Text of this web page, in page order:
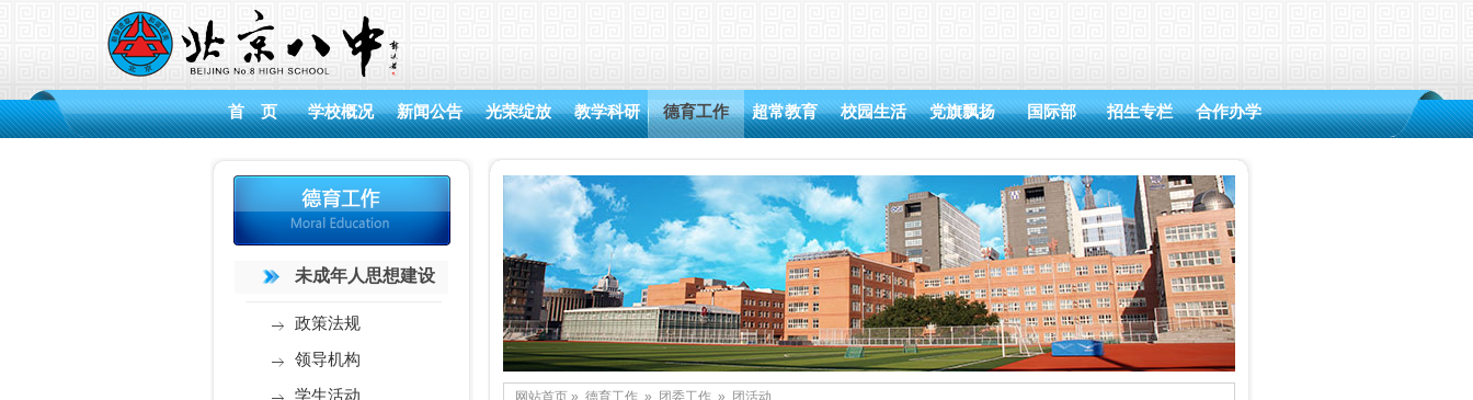
首 页 学校概况 新闻公告 光荣绽放 教学科研 德育工作 超常教育 校园生活 党旗飘扬 国际部 招生专栏 合作办学
未成年人思想建设
政策法规
领导机构
学生活动 网站首页 » 德育工作 » 团委工作 » 团活动